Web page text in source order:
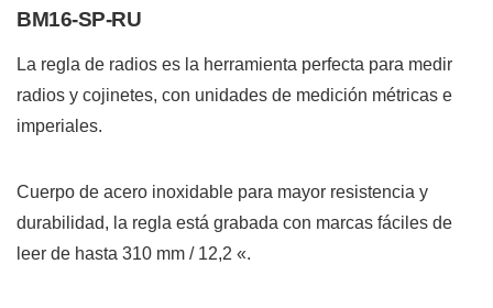
BM16-SP-RU
La regla de radios es la herramienta perfecta para medir
radios y cojinetes, con unidades de medición métricas e
imperiales.
Cuerpo de acero inoxidable para mayor resistencia y
durabilidad, la regla está grabada con marcas fáciles de
leer de hasta 310 mm / 12,2 «.